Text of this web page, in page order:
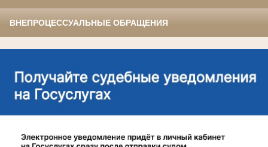
ВНЕПРОЦЕССУАЛЬНЫЕ ОБРАЩЕНИЯ